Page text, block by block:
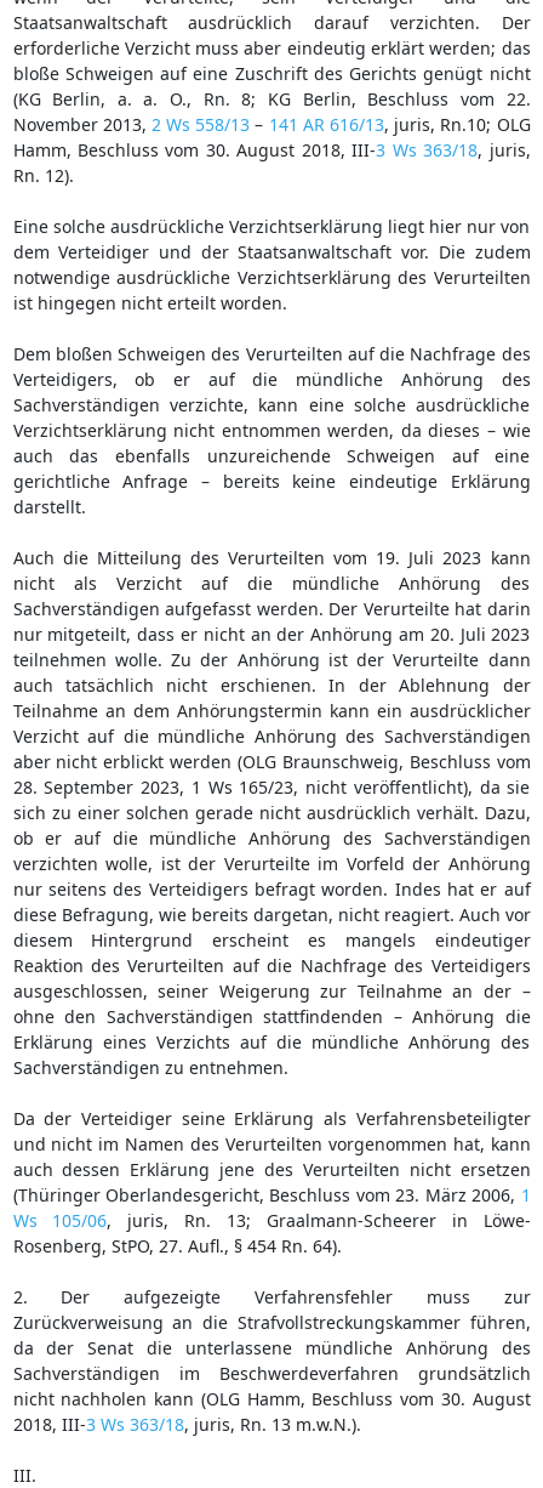
Staatsanwaltschaft ausdrücklich darauf verzichten. Der
erforderliche Verzicht muss aber eindeutig erklärt werden; das
bloße Schweigen auf eine Zuschrift des Gerichts genügt nicht
(KG Berlin, a. a. O., Rn. 8; KG Berlin, Beschluss vom 22.
November 2013, 2 Ws 558/13 – 141 AR 616/13, juris, Rn.10; OLG
Hamm, Beschluss vom 30. August 2018, III-3 Ws 363/18, juris,
Rn. 12).
Eine solche ausdrückliche Verzichtserklärung liegt hier nur von
dem Verteidiger und der Staatsanwaltschaft vor. Die zudem
notwendige ausdrückliche Verzichtserklärung des Verurteilten
ist hingegen nicht erteilt worden.
Dem bloßen Schweigen des Verurteilten auf die Nachfrage des
Verteidigers, ob er auf die mündliche Anhörung des
Sachverständigen verzichte, kann eine solche ausdrückliche
Verzichtserklärung nicht entnommen werden, da dieses – wie
auch das ebenfalls unzureichende Schweigen auf eine
gerichtliche Anfrage – bereits keine eindeutige Erklärung
darstellt.
Auch die Mitteilung des Verurteilten vom 19. Juli 2023 kann
nicht als Verzicht auf die mündliche Anhörung des
Sachverständigen aufgefasst werden. Der Verurteilte hat darin
nur mitgeteilt, dass er nicht an der Anhörung am 20. Juli 2023
teilnehmen wolle. Zu der Anhörung ist der Verurteilte dann
auch tatsächlich nicht erschienen. In der Ablehnung der
Teilnahme an dem Anhörungstermin kann ein ausdrücklicher
Verzicht auf die mündliche Anhörung des Sachverständigen
aber nicht erblickt werden (OLG Braunschweig, Beschluss vom
28. September 2023, 1 Ws 165/23, nicht veröffentlicht), da sie
sich zu einer solchen gerade nicht ausdrücklich verhält. Dazu,
ob er auf die mündliche Anhörung des Sachverständigen
verzichten wolle, ist der Verurteilte im Vorfeld der Anhörung
nur seitens des Verteidigers befragt worden. Indes hat er auf
diese Befragung, wie bereits dargetan, nicht reagiert. Auch vor
diesem Hintergrund erscheint es mangels eindeutiger
Reaktion des Verurteilten auf die Nachfrage des Verteidigers
ausgeschlossen, seiner Weigerung zur Teilnahme an der –
ohne den Sachverständigen stattfindenden – Anhörung die
Erklärung eines Verzichts auf die mündliche Anhörung des
Sachverständigen zu entnehmen.
Da der Verteidiger seine Erklärung als Verfahrensbeteiligter
und nicht im Namen des Verurteilten vorgenommen hat, kann
auch dessen Erklärung jene des Verurteilten nicht ersetzen
(Thüringer Oberlandesgericht, Beschluss vom 23. März 2006, 1
Ws 105/06, juris, Rn. 13; Graalmann-Scheerer in Löwe-
Rosenberg, StPO, 27. Aufl., § 454 Rn. 64).
2. Der aufgezeigte Verfahrensfehler muss zur
Zurückverweisung an die Strafvollstreckungskammer führen,
da der Senat die unterlassene mündliche Anhörung des
Sachverständigen im Beschwerdeverfahren grundsätzlich
nicht nachholen kann (OLG Hamm, Beschluss vom 30. August
2018, III-3 Ws 363/18, juris, Rn. 13 m.w.N.).
III.